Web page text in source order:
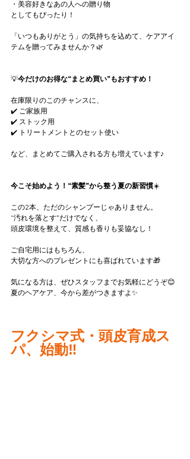
・美容好きなあの人への贈り物
としてもぴったり！
「いつもありがとう」の気持ちを込めて、ケアアイ
テムを贈ってみませんか？🌿
💡今だけのお得な“まとめ買い”もおすすめ！
在庫限りのこのチャンスに、
✔️ ご家族用
✔️ ストック用
✔️ トリートメントとのセット使い
など、まとめてご購入される方も増えています♪
今こそ始めよう！“素髪”から整う夏の新習慣☀️
この2本、ただのシャンプーじゃありません。
“汚れを落とす”だけでなく、
頭皮環境を整えて、質感も香りも妥協なし！
ご自宅用にはもちろん、
大切な方へのプレゼントにも喜ばれています🎁
気になる方は、ぜひスタッフまでお気軽にどうぞ😊
夏のヘアケア、今から差がつきますよ✨
フクシマ式・頭皮育成ス
パ、始動‼️